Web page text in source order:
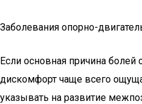
Заболевания опорно-
Если основная причина болей
дискомфорт чаще всего
указывать на развитие